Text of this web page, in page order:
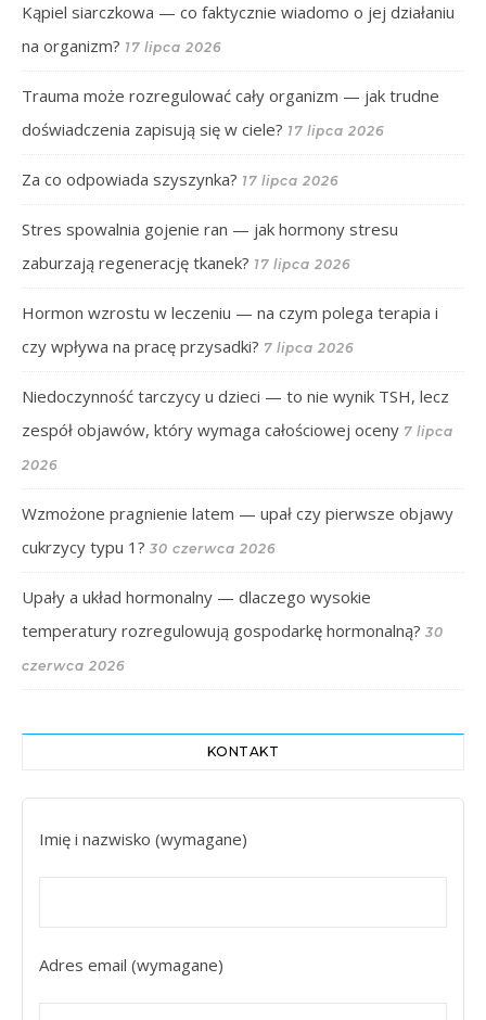
Kąpiel siarczkowa — co faktycznie wiadomo o jej działaniu
na organizm? 17 lipca 2026
Trauma może rozregulować cały organizm — jak trudne
doświadczenia zapisują się w ciele? 17 lipca 2026
Za co odpowiada szyszynka? 17 lipca 2026
Stres spowalnia gojenie ran — jak hormony stresu
zaburzają regenerację tkanek? 17 lipca 2026
Hormon wzrostu w leczeniu — na czym polega terapia i
czy wpływa na pracę przysadki? 7 lipca 2026
Niedoczynność tarczycy u dzieci — to nie wynik TSH, lecz
zespół objawów, który wymaga całościowej oceny 7 lipca
2026
Wzmożone pragnienie latem — upał czy pierwsze objawy
cukrzycy typu 1? 30 czerwca 2026
Upały a układ hormonalny — dlaczego wysokie
temperatury rozregulowują gospodarkę hormonalną? 30
czerwca 2026
KONTAKT
Imię i nazwisko (wymagane)
Adres email (wymagane)